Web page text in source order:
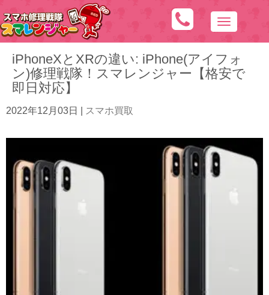
N
a
v
i
i
o
iPhoneXとXRの違い: iPhone(アイフォ
ン)修理戦隊！スマレンジャー【格安で
即日対応】
2022年12月03日 スマホ買取